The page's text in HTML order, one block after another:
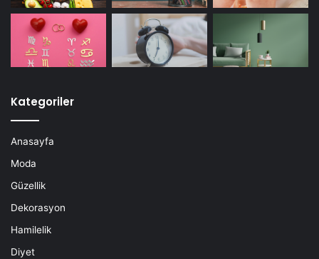
Kategoriler
Anasayfa
Moda
Güzellik
Dekorasyon
Hamilelik
Diyet